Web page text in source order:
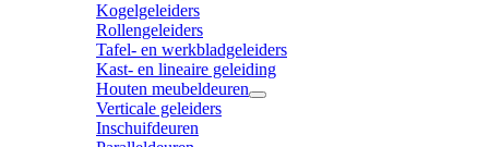
Kogelgeleiders
Rollengeleiders
Tafel- en werkbladgeleiders
Kast- en lineaire geleiding
Houten meubeldeuren
Verticale geleiders
Inschuifdeuren